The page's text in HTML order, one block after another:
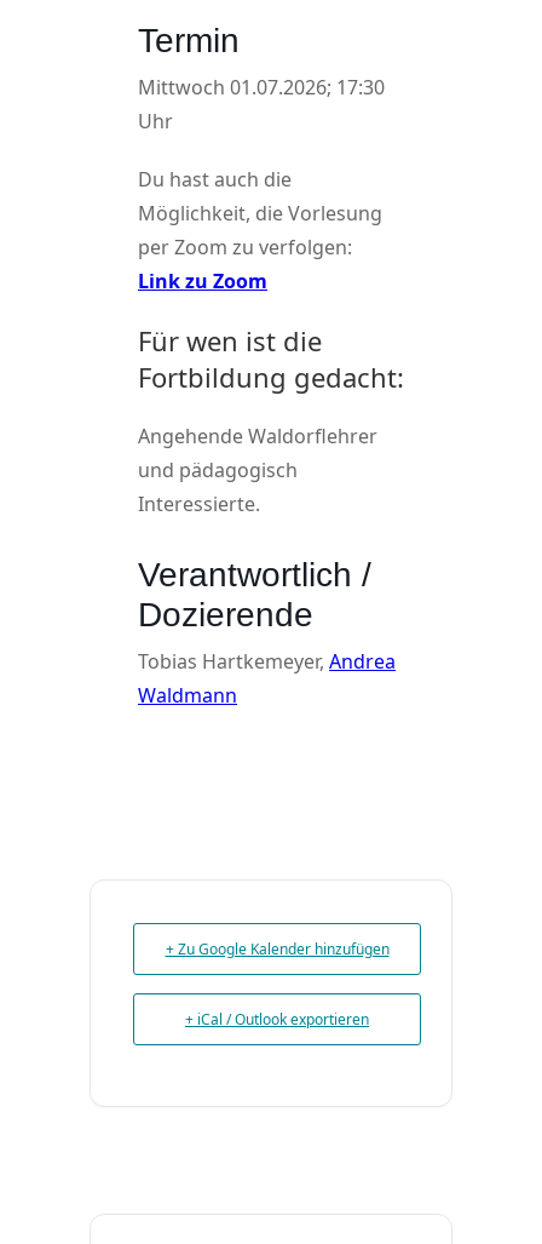
Termin
Mittwoch 01.07.2026; 17:30
Uhr
Du hast auch die
Möglichkeit, die Vorlesung
per Zoom zu verfolgen:
Link zu Zoom
Für wen ist die
Fortbildung gedacht:
Angehende Waldorflehrer
und pädagogisch
Interessierte.
Verantwortlich /
Dozierende
Tobias Hartkemeyer, Andrea
Waldmann
+ Zu Google Kalender hinzufügen
+ iCal / Outlook exportieren